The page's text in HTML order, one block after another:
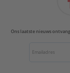
Ons laatste nieuws